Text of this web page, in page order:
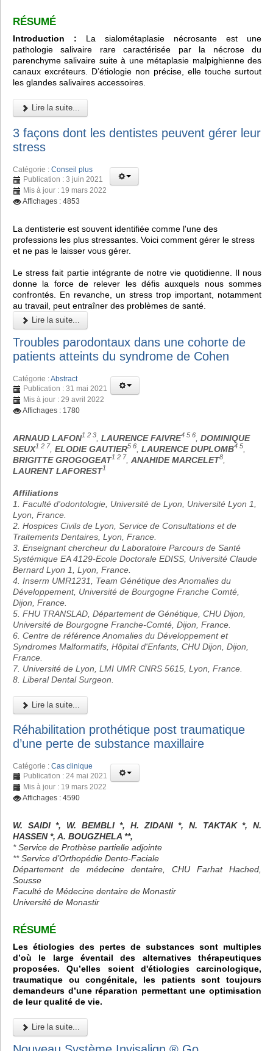
RÉSUMÉ
Introduction : La sialométaplasie nécrosante est une
pathologie salivaire rare caractérisée par la nécrose du
parenchyme salivaire suite à une métaplasie malpighienne des
canaux excréteurs. D’étiologie non précise, elle touche surtout
les glandes salivaires accessoires.
Lire la suite...
3 façons dont les dentistes peuvent gérer leur
stress
Catégorie : Conseil plus
Publication : 3 juin 2021
Mis à jour : 19 mars 2022
Affichages : 4853
La dentisterie est souvent identifiée comme l'une des
professions les plus stressantes. Voici comment gérer le stress
et ne pas le laisser vous gérer.
Le stress fait partie intégrante de notre vie quotidienne. Il nous
donne la force de relever les défis auxquels nous sommes
confrontés. En revanche, un stress trop important, notamment
au travail, peut entraîner des problèmes de santé.
Lire la suite...
Troubles parodontaux dans une cohorte de
patients atteints du syndrome de Cohen
Catégorie :Abstract
Publication : 31 mai 2021
Mis à jour : 29 avril 2022
Affichages : 1780
ARNAUD LAFON1 2 3 LAURENCE FAIVRE4 5 6
DOMINIQUE
SEUX1 2 7 ELODIE GAUTIER5 6 LAURENCE DUPLOMB4 5
BRIGITTE GROGOGEAT1 2 7 ANAHIDE MARCELET8
LAURENT LAFOREST1
Affiliations
1. Faculté d'odontologie, Université de Lyon, Université Lyon 1,
Lyon, France.
2. Hospices Civils de Lyon, Service de Consultations et de
Traitements Dentaires, Lyon, France.
3. Enseignant chercheur du Laboratoire Parcours de Santé
Systémique EA 4129-Ecole Doctorale EDISS, Université Claude
Bernard Lyon 1, Lyon, France.
4. Inserm UMR1231, Team Génétique des Anomalies du
Développement, Université de Bourgogne Franche Comté,
Dijon, France.
5. FHU TRANSLAD, Département de Génétique, CHU Dijon,
Université de Bourgogne Franche-Comté, Dijon, France.
6. Centre de référence Anomalies du Développement et
Syndromes Malformatifs, Hôpital d'Enfants, CHU Dijon, Dijon,
France.
7. Université de Lyon, LMI UMR CNRS 5615, Lyon, France.
8. Liberal Dental Surgeon.
Lire la suite...
Réhabilitation prothétique post traumatique
d’une perte de substance maxillaire
Catégorie : Cas clinique
Publication : 24 mai 2021
Mis à jour : 19 mars 2022
Affichages : 4590
W. SAIDI *, W. BEMBLI *, H. ZIDANI *, N. TAKTAK *, N.
HASSEN *, A. BOUGZHELA **,
* Service de Prothèse partielle adjointe
** Service d’Orthopédie Dento-Faciale
Département de médecine dentaire, CHU Farhat Hached,
Sousse
Faculté de Médecine dentaire de Monastir
Université de Monastir
RÉSUMÉ
Les étiologies des pertes de substances sont multiples
d’où le large éventail des alternatives thérapeutiques
proposées. Qu’elles soient d'étiologies carcinologique,
traumatique ou congénitale, les patients sont toujours
demandeurs d’une réparation permettant une optimisation
de leur qualité de vie.
Lire la suite...